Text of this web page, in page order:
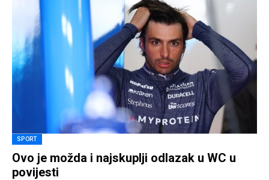
SPORT
Ovo je možda i najskuplji odlazak u WC u
povijesti